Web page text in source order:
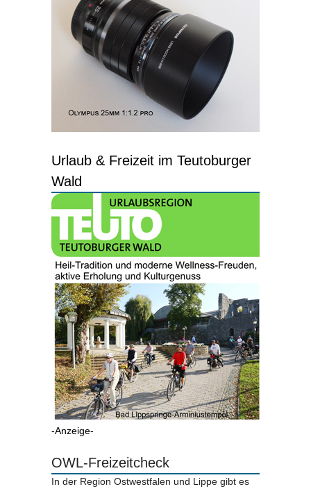
Urlaub & Freizeit im Teutoburger
Wald
-Anzeige-
OWL-Freizeitcheck
In der Region Ostwestfalen und Lippe gibt es